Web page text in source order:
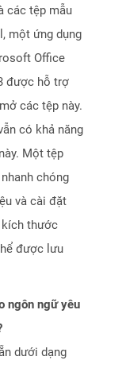
các tệp mẫu
một ứng dụng
Office
được hỗ trợ
các tệp này.
có khả năng
Một tệp
chóng
và cài đặt
kích thước
được lưu
ngôn ngữ yêu
dưới dạng